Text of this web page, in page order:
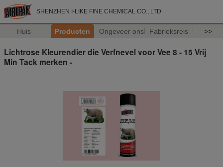
SHENZHEN I-LIKE FINE CHEMICAL CO., LTD
Huis Producten Ongeveer ons Fabrieksreis >>
Lichtrose Kleurendier die Verfnevel voor Vee 8 - 15 Vrij
Min Tack merken -